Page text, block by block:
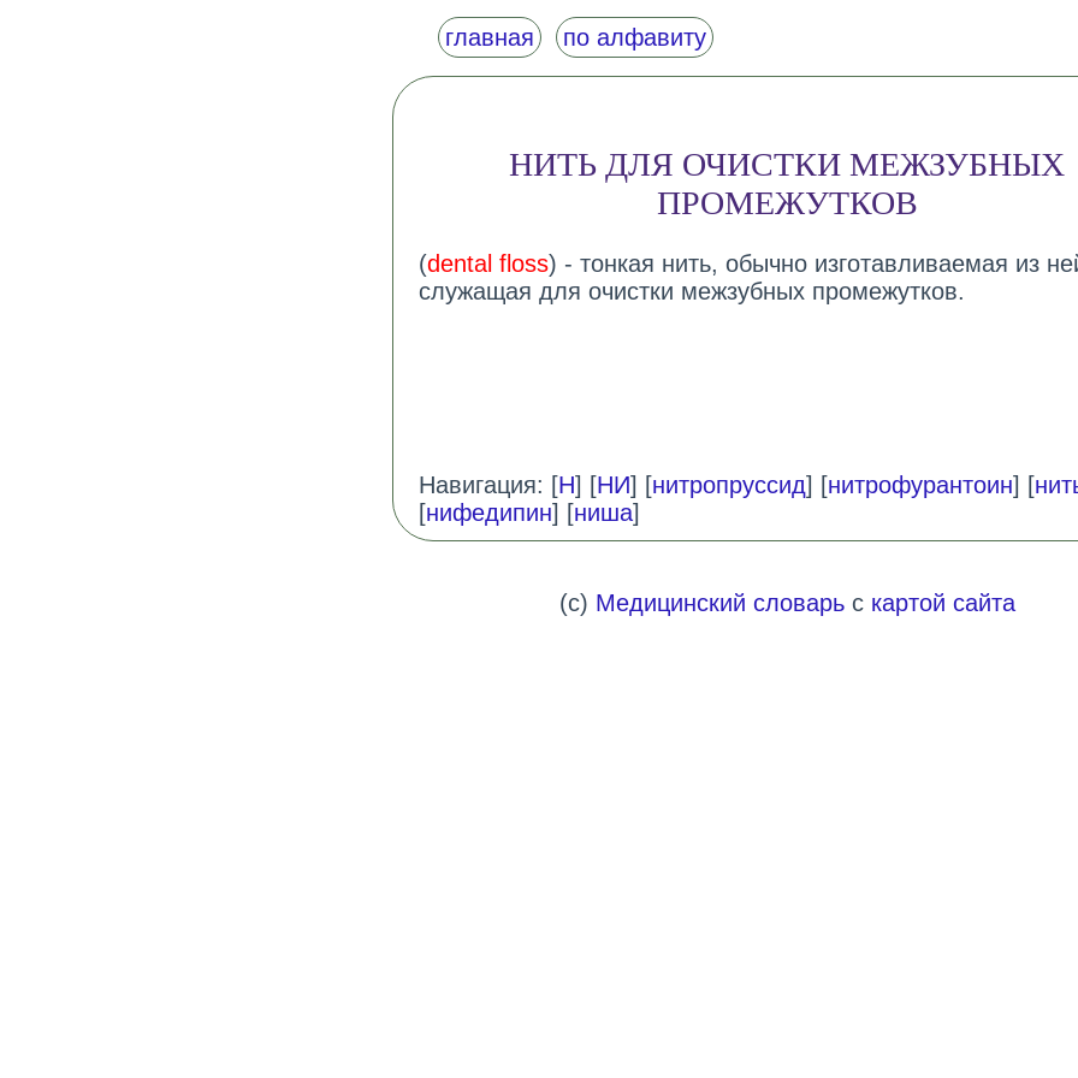
главная по алфавиту
НИТЬ ДЛЯ ОЧИСТКИ МЕЖЗУБНЫХ
ПРОМЕЖУТКОВ
(dental floss) - тонкая нить, обычно изготавливаемая из
служащая для очистки межзубных промежутков.
Навигация: [Н] [НИ] [нитропруссид] [нитрофурантоин] [
[нифедипин] [ниша]
(c) Медицинский словарьс картой сайта